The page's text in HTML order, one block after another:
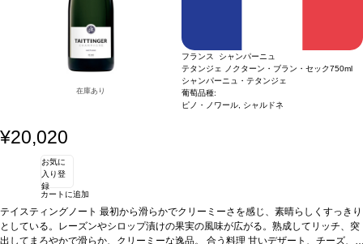
在庫あり
フランス シャンパーニュ
テタンジェ ノクターン・ブラン・セック750ml
シャンパーニュ・テタンジェ
葡萄品種:
ピノ・ノワール, シャルドネ
¥20,020
お気に
入り登
録
カートに追加
テイスティングノート 最初から滑らかでクリーミーさを感じ、素晴らしくすっきり
としている。レーズンやシロップ漬けの果実の風味が広がる。熟成してリッチ、突
出してまろやかで滑らか、クリーミーな逸品。 合う料理 甘いデザート、チーズ、